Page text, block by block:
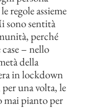
regole assieme
sono sentità
perché
– nello
della
in lockdown
una volta, le
mai pianto per